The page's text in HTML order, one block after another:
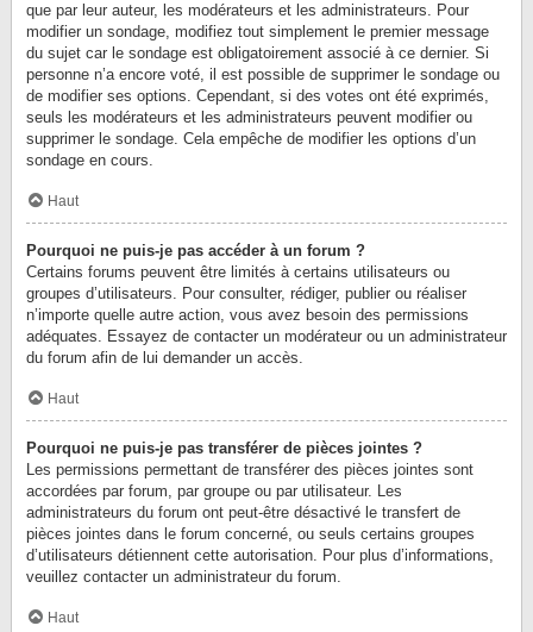
que par leur auteur, les modérateurs et les administrateurs. Pour
modifier un sondage, modifiez tout simplement le premier message
du sujet car le sondage est obligatoirement associé à ce dernier. Si
personne n’a encore voté, il est possible de supprimer le sondage ou
de modifier ses options. Cependant, si des votes ont été exprimés,
seuls les modérateurs et les administrateurs peuvent modifier ou
supprimer le sondage. Cela empêche de modifier les options d’un
sondage en cours.
Haut
Pourquoi ne puis-je pas accéder à un forum ?
Certains forums peuvent être limités à certains utilisateurs ou
groupes d’utilisateurs. Pour consulter, rédiger, publier ou réaliser
n’importe quelle autre action, vous avez besoin des permissions
adéquates. Essayez de contacter un modérateur ou un administrateur
du forum afin de lui demander un accès.
Haut
Pourquoi ne puis-je pas transférer de pièces jointes ?
Les permissions permettant de transférer des pièces jointes sont
accordées par forum, par groupe ou par utilisateur. Les
administrateurs du forum ont peut-être désactivé le transfert de
pièces jointes dans le forum concerné, ou seuls certains groupes
d’utilisateurs détiennent cette autorisation. Pour plus d’informations,
veuillez contacter un administrateur du forum.
Haut